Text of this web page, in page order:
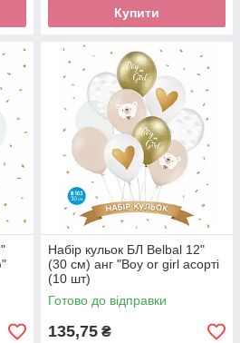
Купити
Набір кульок БЛ Belbal 12"
(30 см) анг "Boy or girl асорті
(10 шт)
Готово до відправки
135,75 ₴